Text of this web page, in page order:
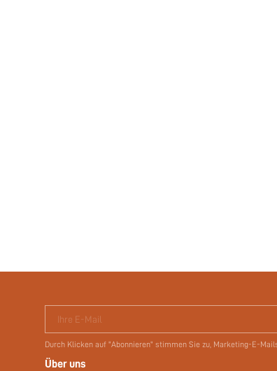
Ihre E-Mail
Durch Klicken auf "Abonnieren" stimmen Sie zu, Marketing-E-
Über uns